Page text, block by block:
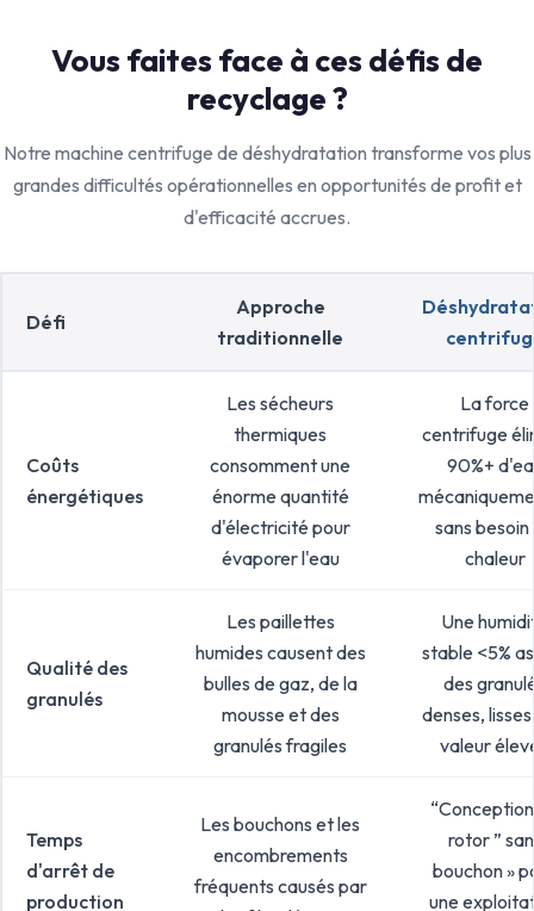
Vous faites face à ces défis de
recyclage ?
Notre machine centrifuge de déshydratation transforme vos plus
grandes difficultés opérationnelles en opportunités de profit et
d'efficacité accrues.
Défi
Approche
traditionnelle
Coûts
énergétiques
Les sécheurs
thermiques
consomment une
énorme quantité
d'électricité pour
évaporer l'eau
La force
centrifuge
90%+
sans besoin
chaleur
Qualité des
granulés
Les paillettes
humides causent des
bulles de gaz, de la
mousse et des
granulés fragiles
Une
stable <5%
des
denses,
valeur
Temps
d'arrêt de
production
Les bouchons et les
encombrements
fréquents causés par
rotor ”
bouchon »
une